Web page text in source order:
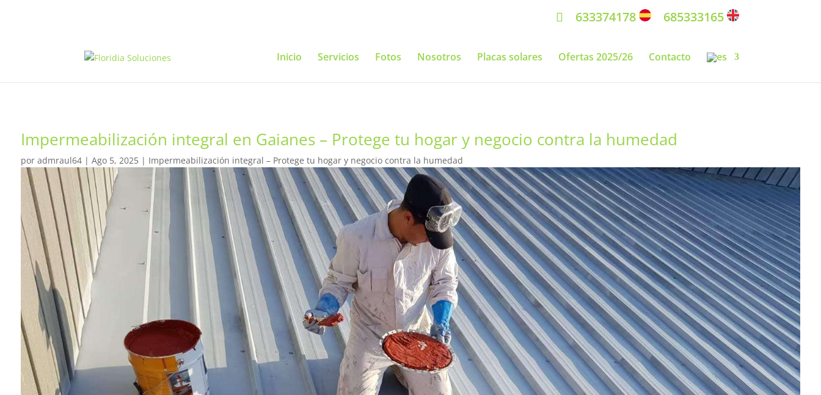
633374178 685333165
Inicio Servicios Fotos Nosotros Placas solares Ofertas 2025/26 Contacto
Impermeabilización integral en Gaianes – Protege tu hogar y negocio contra la humedad
por admraul64| Ago 5, 2025| Impermeabilización integral – Protege tu hogar y negocio contra la humedad